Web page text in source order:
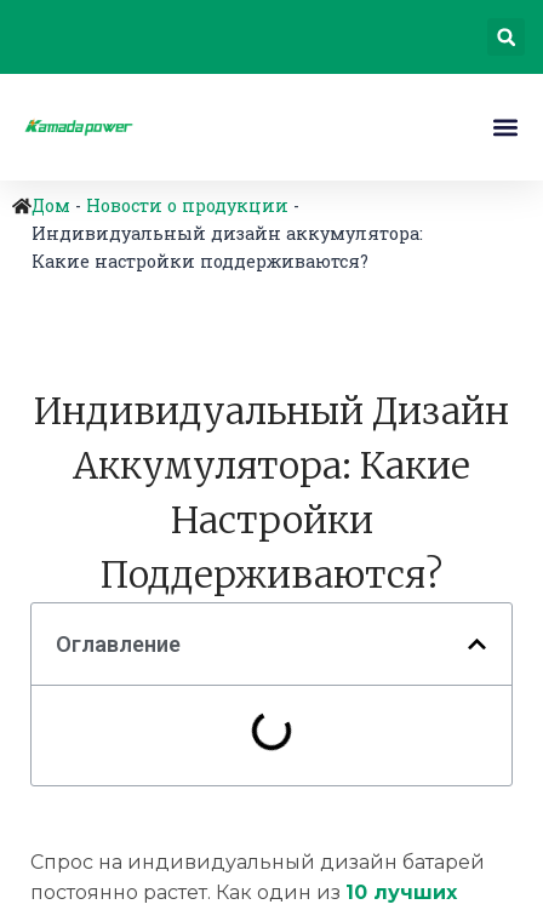
Дом - Новости о продукции -
Индивидуальный дизайн аккумулятора:
Какие настройки поддерживаются?
Индивидуальный Дизайн
Аккумулятора: Какие
Настройки
Поддерживаются?
Оглавление
Спрос на индивидуальный дизайн батарей
постоянно растет. Как один из 10 лучших